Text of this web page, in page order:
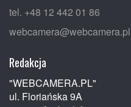
tel. +48 12 442 01 86
webcamera@webcamera.pl
Redakcja
"WEBCAMERA.PL"
ul. Floriańska 9A